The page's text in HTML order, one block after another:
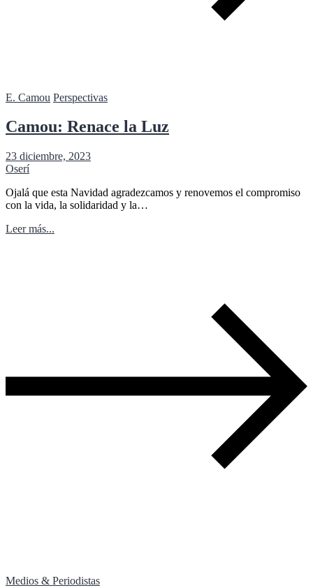
E. Camou Perspectivas
Camou: Renace la Luz
23 diciembre, 2023
Oserí
Ojalá que esta Navidad agradezcamos y renovemos el compromiso
con la vida, la solidaridad y la…
Leer más...
Medios & Periodistas